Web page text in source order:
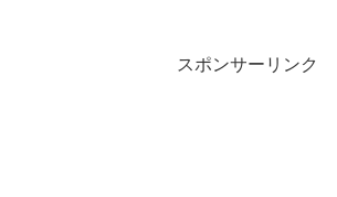
スポンサーリンク